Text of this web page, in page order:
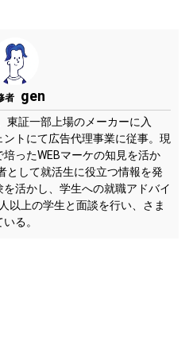
者 gen
東証一部上場のメーカーに入
トにて広告代理事業に従事。現
ったWEBマーケの知見を活か
として就活生に役立つ情報を発
活かし、学生への就職アドバイ
以上の学生と面談を行い、さま
る。